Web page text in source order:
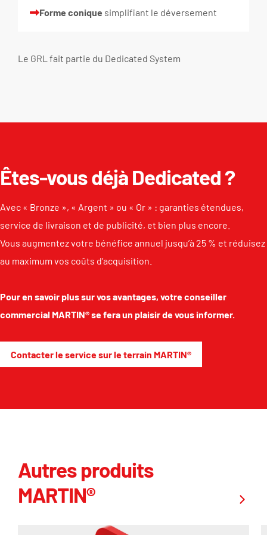
Forme conique simplifiant le déversement
Le GRL fait partie du Dedicated System
Êtes-vous déjà Dedicated ?
Avec « Bronze », « Argent » ou « Or » : garanties étendues,
service de livraison et de publicité, et bien plus encore.
Vous augmentez votre bénéfice annuel jusqu’à 25 % et réduisez
au maximum vos coûts d’acquisition.
Pour en savoir plus sur vos avantages, votre conseiller
commercial MARTIN® se fera un plaisir de vous informer.
Contacter le service sur le terrain MARTIN®
Autres produits
MARTIN®